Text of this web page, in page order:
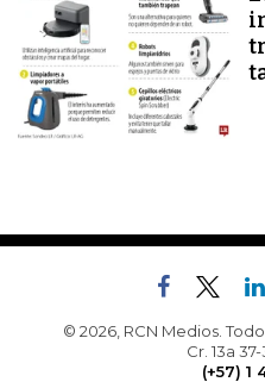
© 2026, RCN Medios.
Cr. 13a
(+57) 1